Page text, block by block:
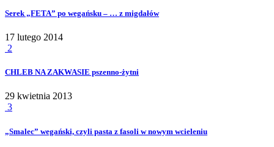
Serek „FETA” po wegańsku – … z migdałów
17 lutego 2014
2
CHLEB NA ZAKWASIE pszenno-żytni
29 kwietnia 2013
3
„Smalec” wegański, czyli pasta z fasoli w nowym wcieleniu